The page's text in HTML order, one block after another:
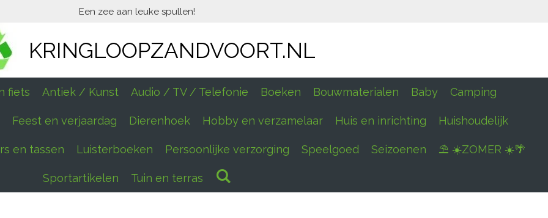
Een zee aan leuke spullen!
KRINGLOOPZANDVOORT.NL
fiets Antiek / Kunst Audio / TV / Telefonie Boeken Bouwmaterialen Baby Camping
Feest en verjaardag Dierenhoek Hobby en verzamelaar Huis en inrichting Huishoudelijk
en tassen Luisterboeken Persoonlijke verzorging Speelgoed Seizoenen ⛱ ☀️ZOMER ☀️🌴
Sportartikelen Tuin en terras